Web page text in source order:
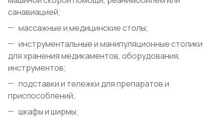
санавиацией;
массажные и медицинские столы;
инструментальные и манипуляционные столики
для хранения медикаментов, оборудования,
инструментов;
подставки и тележки для препаратов и
приспособлений;
шкафы и ширмы;